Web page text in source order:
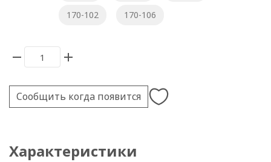
170-102 170-106
Сообщить когда появится
Характеристики